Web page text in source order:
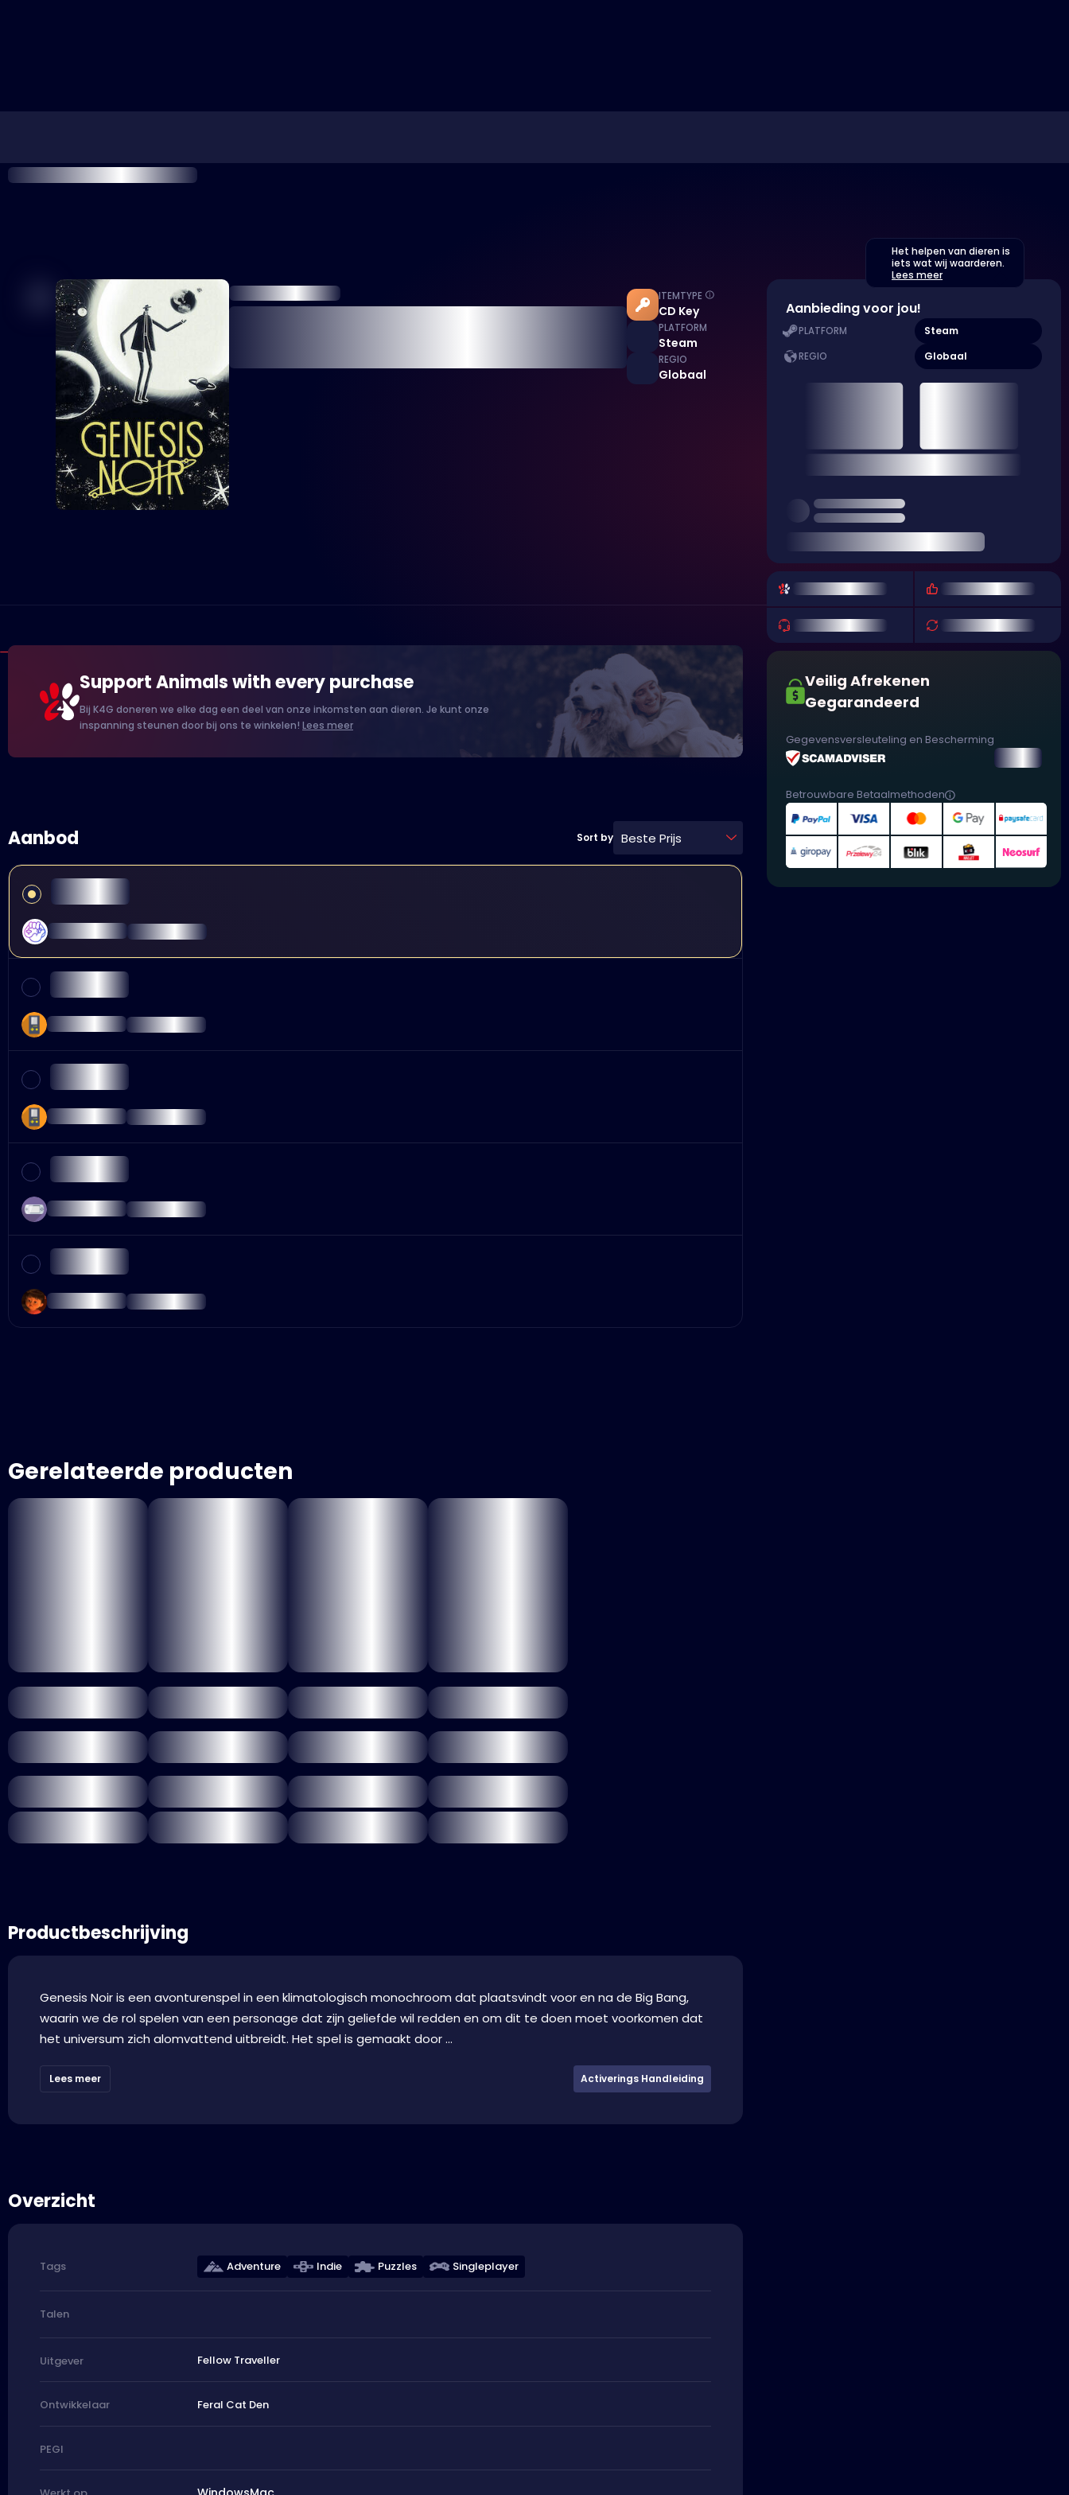
ITEMTYPE
CD Key
PLATFORM
Steam
REGIO
Globaal
Support Animals with every purchase
Bij K4G doneren we elke dag een deel van onze inkomsten aan dieren. Je kunt onze
inspanning steunen door bij ons te winkelen! Lees meer
Aanbod Sort by Beste Prijs
Gerelateerde producten
Productbeschrijving
Genesis Noir is een avonturenspel in een klimatologisch monochroom dat plaatsvindt voor en na de Big Bang,
waarin we de rol spelen van een personage dat zijn geliefde wil redden en om dit te doen moet voorkomen dat
het universum zich alomvattend uitbreidt. Het spel is gemaakt door ...
Lees meer Activerings Handleiding
Overzicht
Tags Adventure Indie Puzzles Singleplayer
Talen
Uitgever Fellow Traveller
Ontwikkelaar Feral Cat Den
PEGI
Het helpen van dieren is
iets wat wij waarderen.
Lees meer
Aanbieding voor jou!
PLATFORM Steam
REGIO Globaal
Veilig Afrekenen
Gegarandeerd
Gegevensversleuteling en Bescherming
Betrouwbare Betaalmethoden